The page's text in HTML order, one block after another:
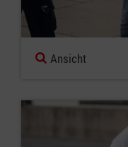
Ansicht